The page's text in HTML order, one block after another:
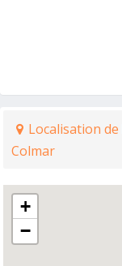
Localisation de
Colmar
+
−